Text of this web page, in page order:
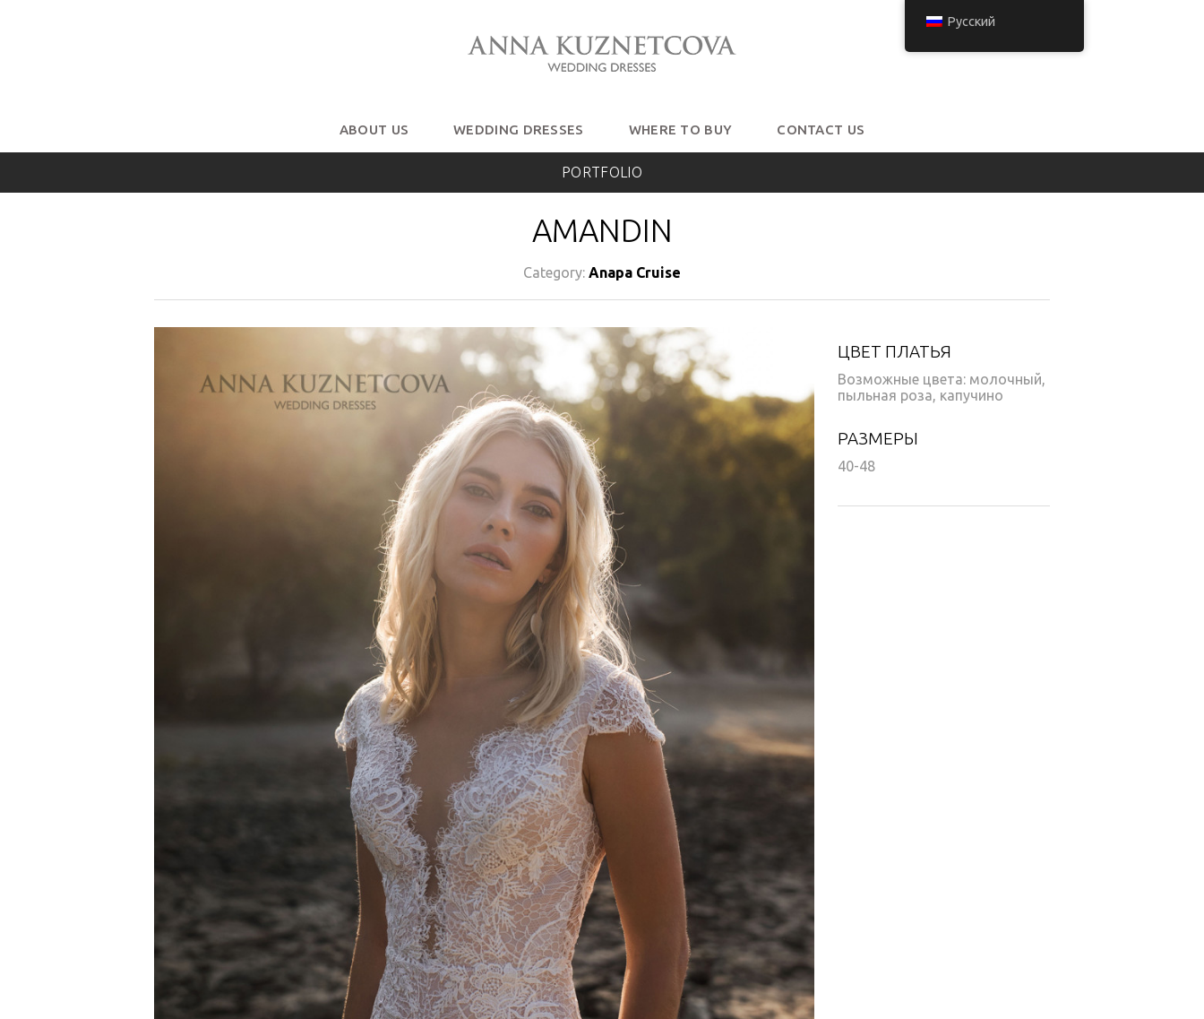
ABOUT US WEDDING DRESSES WHERE TO BUY CONTACT US
PORTFOLIO
AMANDIN
Category: Anapa Cruise
ЦВЕТ ПЛАТЬЯ
Возможные цвета: молочный,
пыльная роза, капучино
РАЗМЕРЫ
40-48
Русский